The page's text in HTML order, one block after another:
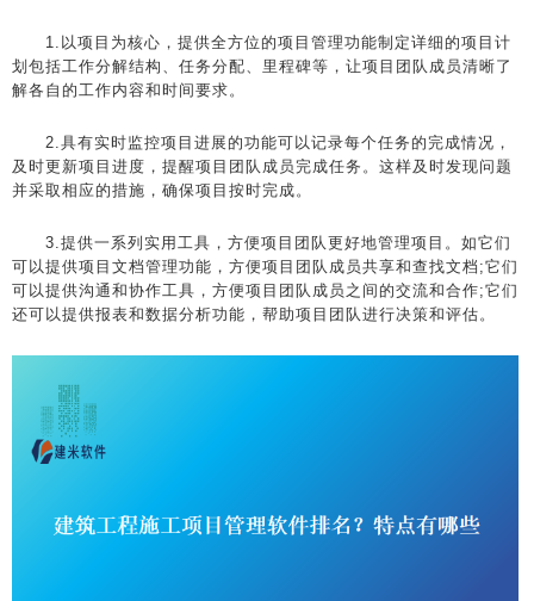
1.以项目为核心，提供全方位的项目管理功能制定详细的项目计
划包括工作分解结构、任务分配、里程碑等，让项目团队成员清晰了
解各自的工作内容和时间要求。
2.具有实时监控项目进展的功能可以记录每个任务的完成情况，
及时更新项目进度，提醒项目团队成员完成任务。这样及时发现问题
并采取相应的措施，确保项目按时完成。
3.提供一系列实用工具，方便项目团队更好地管理项目。如它们
可以提供项目文档管理功能，方便项目团队成员共享和查找文档;它们
可以提供沟通和协作工具，方便项目团队成员之间的交流和合作;它们
还可以提供报表和数据分析功能，帮助项目团队进行决策和评估。